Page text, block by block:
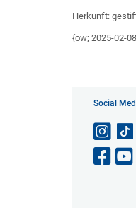
Herkunft:
{ow; 2025-02-
Social